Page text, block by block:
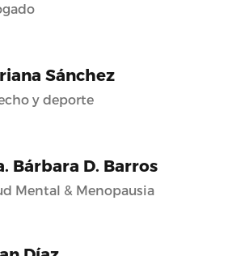
Sánchez
y deporte
Bárbara D. Barros
Mental & Menopausia